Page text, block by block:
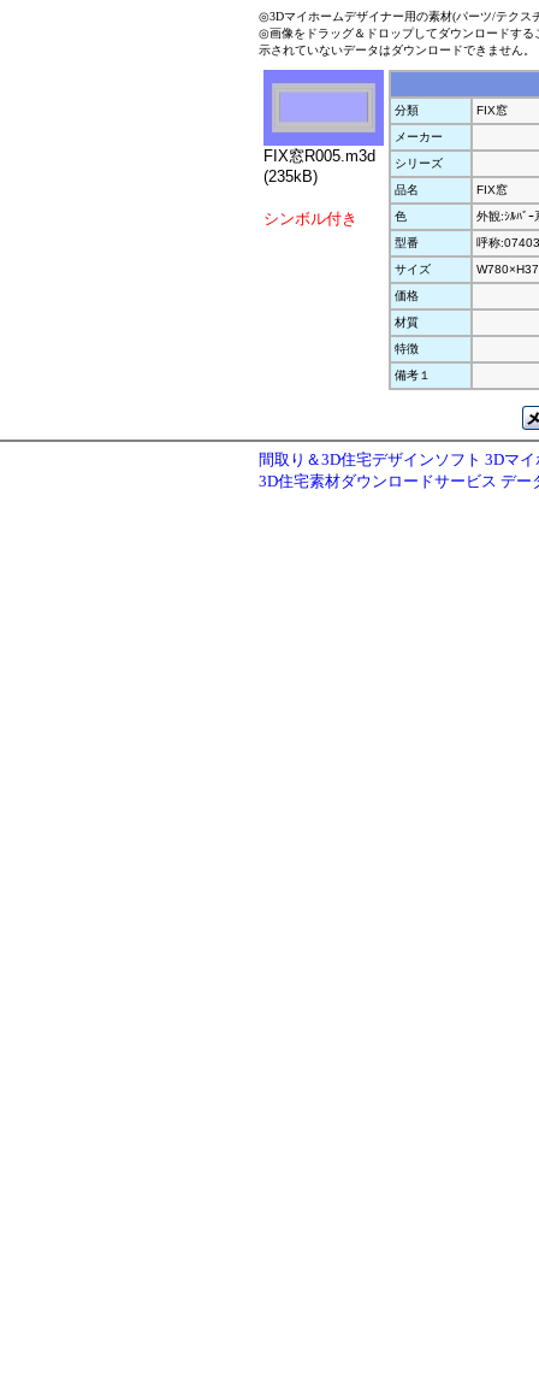
◎3Dマイホームデザイナー用の素材(パーツ/テクス
◎画像をドラッグ＆ドロップしてダウンロードす
示されていないデータはダウンロードできません。
FIX窓R005.m3d
(235kB)
シンボル付き
分類
FIX窓
メーカー
シリーズ
品名
FIX窓
色
外観:ｼﾙﾊﾞｰ
型番
呼称:07403
サイズ
価格
材質
特徴
備考１
間取り＆3D住宅デザインソフト 3Dマ
3D住宅素材ダウンロードサービス デー